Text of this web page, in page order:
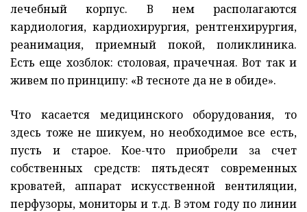
лечебный корпус. В нем располагаются
кардиология, кардиохирургия, рентгенхирургия,
реанимация, приемный покой, поликлиника.
Есть еще хозблок: столовая, прачечная. Вот так и
живем по принципу: «В тесноте да не в обиде».
Что касается медицинского оборудования, то
здесь тоже не шикуем, но необходимое все есть,
пусть и старое. Кое-что приобрели за счет
собственных средств: пятьдесят современных
кроватей, аппарат искусственной вентиляции,
перфузоры, мониторы и т.д. В этом году по линии